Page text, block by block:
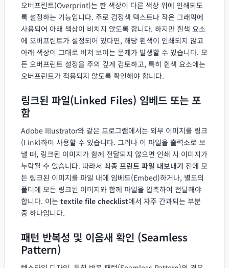
오버프린트(Overprint)는 한 색상이 다른 색상 위에 인쇄되도
록 설정하는 기능입니다. 주로 검정색 텍스트나 작은 그래픽에
사용되어 아래 색상이 비치지 않도록 합니다. 하지만 흰색 요소
에 오버프린트가 설정되어 있다면, 해당 흰색이 인쇄되지 않고
아래 색상이 그대로 비쳐 보이는 문제가 발생할 수 있습니다. 모
든 오버프린트 설정을 주의 깊게 검토하고, 특히 흰색 요소에는
오버프린트가 적용되지 않도록 확인해야 합니다.
링크된 파일(Linked Files) 임베드 또는 포
함
Adobe Illustrator와 같은 프로그램에서는 외부 이미지를 링크
(Link)하여 사용할 수 있습니다. 그러나 이 파일을 출력소로 보
낼 때, 링크된 이미지가 함께 전달되지 않으면 인쇄 시 이미지가
누락될 수 있습니다. 따라서 최종 프린트 파일 내보내기 전에 모
든 링크된 이미지를 파일 내에 임베드(Embed)하거나, 별도의
폴더에 모든 링크된 이미지와 함께 파일을 압축하여 전달해야
합니다. 이는 textile file checklist에서 자주 간과되는 부분
중 하나입니다.
패턴 반복성 및 이음새 확인 (Seamless
Pattern)